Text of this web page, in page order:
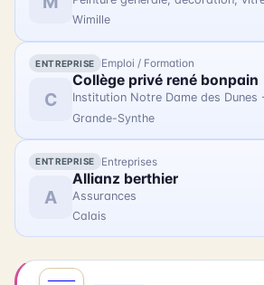
avec des photographies
lors de la restauration du trois-
Wimille
ENTREPRISE Emploi / Formation
C
Collège privé rené bonpain
Grande-Synthe
ENTREPRISE Entreprises
A
Allianz berthier
Assurances
Calais